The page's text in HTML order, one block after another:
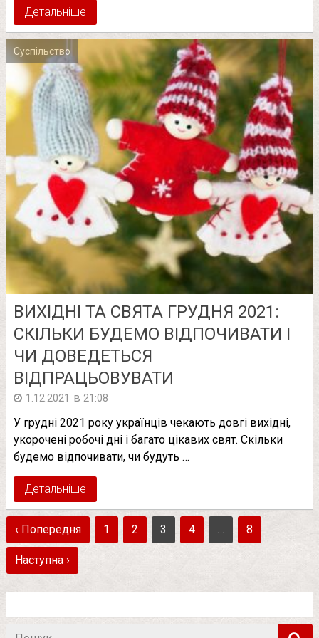
Детальніше
Суспільство
ВИХІДНІ ТА СВЯТА ГРУДНЯ 2021:
СКІЛЬКИ БУДЕМО ВІДПОЧИВАТИ І
ЧИ ДОВЕДЕТЬСЯ
ВІДПРАЦЬОВУВАТИ
1.12.2021 в 21:08
У грудні 2021 року українців чекають довгі вихідні,
укорочені робочі дні і багато цікавих свят. Скільки
будемо відпочивати, чи будуть …
Детальніше
‹ Попередня 1 2 3 4 … 8
Наступна ›
Пошук